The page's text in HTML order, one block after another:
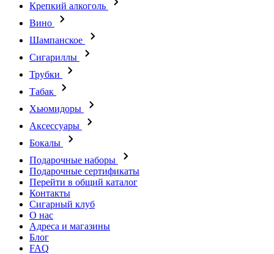
Крепкий алкоголь
Вино
Шампанское
Сигариллы
Трубки
Табак
Хьюмидоры
Аксессуары
Бокалы
Подарочные наборы
Подарочные сертификаты
Перейти в общий каталог
Контакты
Сигарный клуб
О нас
Адреса и магазины
Блог
FAQ